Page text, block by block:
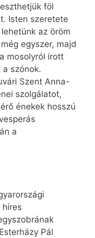
föl
Isten szeretete
az öröm
egyszer, majd
mosolyról írott
a szónok.
Szent Anna-
szolgálatot,
énekek hosszú
a
Pál